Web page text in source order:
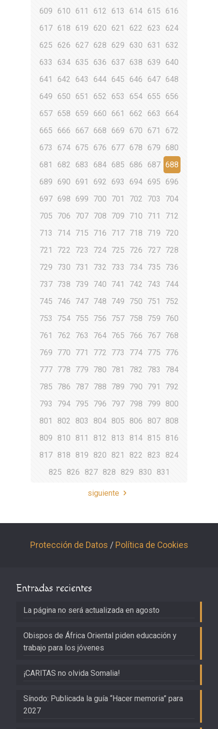
609
610 611 612 613 614 615
616
617 618 619 620 621 622 623
624
625
626 627 628 629 630 631
632
633
634 635 636 637 638 639 640
641
642 643 644 645 646 647 648
649
650 651 652 653 654 655 656
657 658 659 660 661 662 663
664
665
666 667 668 669 670 671
672
673
674 675 676 677 678 679
680
681
682 683 684 685 686 687 688
689
690 691 692 693 694 695
696
697 698 699 700 701 702 703
704
705
706 707 708 709 710 711
712
713
714 715 716 717 718 719
720
721
722 723 724 725 726 727 728
729
730 731 732 733 734 735
736
737 738 739 740 741 742 743
744
745
746 747 748 749 750 751
752
753
754 755 756 757 758 759
760
761
762 763 764 765 766 767 768
769
770 771 772 773 774 775
776
777 778 779 780 781 782 783
784
785
786 787 788 789 790 791
792
793
794 795 796 797 798 799
800
801
802 803 804 805 806 807 808
809
810 811 812 813 814 815
816
817 818 819 820 821 822 823
824
825
826 827 828 829 830 831
siguiente
Protección de Datos / Política de Cookies
Entradas recientes
La página no será actualizada en agosto
Obispos de África Oriental piden educación y
trabajo para los jóvenes
¡CARITAS no olvida Somalia!
Sínodo: Publicada la guía “Hacer memoria” para
2027